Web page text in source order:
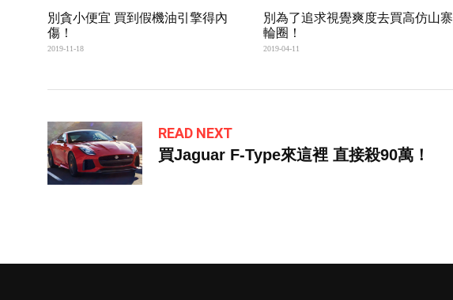
別貪小便宜 買到假機油引擎得內
傷！
2019-11-18
別為了追求視覺爽度去買高仿山寨
輪圈！
2019-04-11
READ NEXT
買Jaguar F-Type來這裡 直接殺90萬！